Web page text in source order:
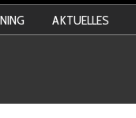
AKTUELLES